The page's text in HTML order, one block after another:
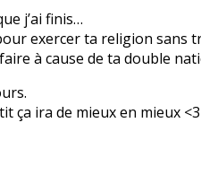
j’ai finis…
exercer ta religion sans
à cause de ta double
ça ira de mieux en mieux <3